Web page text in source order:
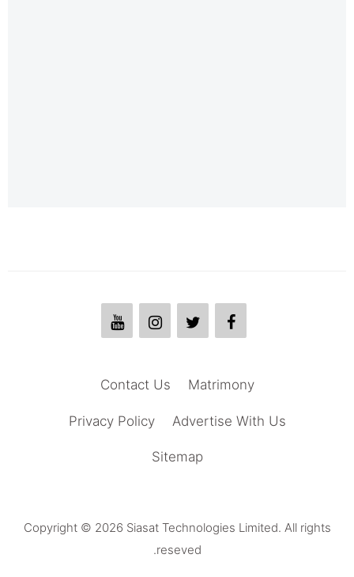
Matrimony
Contact Us
Advertise With Us
Privacy Policy
Sitemap
Copyright © 2026 Siasat Technologies Limited. All rights
reseved.